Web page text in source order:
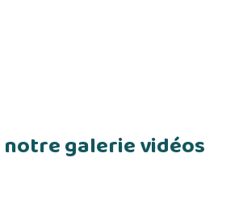
galerie vidéos